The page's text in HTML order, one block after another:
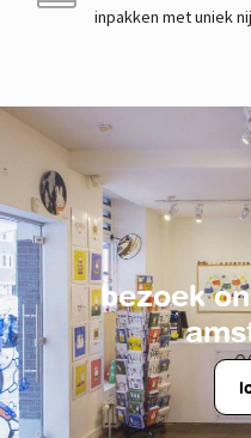
inpakken met uniek
bezoek